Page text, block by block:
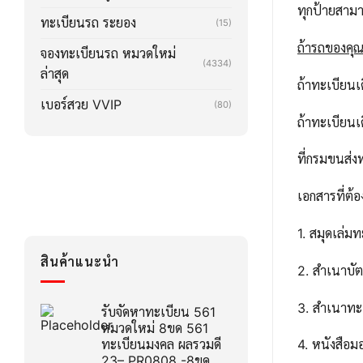
ทะเบียนรถ ระยอง (15)
จองทะเบียนรถ หมวดใหม่
ล่าสุด
(4334)
เบอร์สวย VVIP (80)
สินค้าแนะนำ
รับจัดหาทะเบียน 561
หมวดใหม่ 8ขด 561
ทะเบียนมงคล ผลรวมดี
ทุกป้ายสาม
ถ้ารถของคุ
ถ้าทะเบียน
ถ้าทะเบียน
ที่กรมขนส่ง
เอกสารที่ต้
1. สมุดเล่ม
2. สำเนาบั
3. สำเนาท
4. หนังสือม